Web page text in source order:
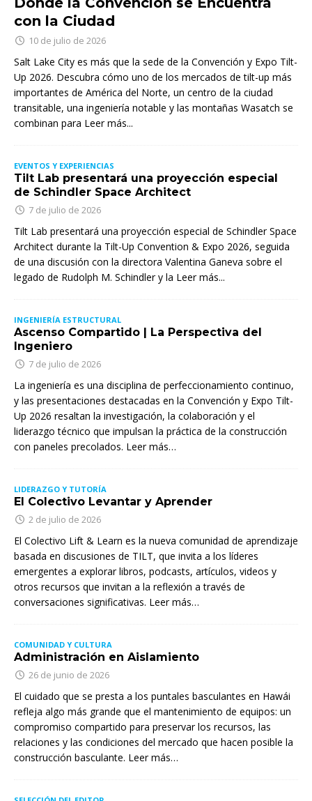
con la Ciudad
10 de julio de 2026
Salt Lake City es más que la sede de la Convención y Expo Tilt-
Up 2026. Descubra cómo uno de los mercados de tilt-up más
importantes de América del Norte, un centro de la ciudad
transitable, una ingeniería notable y las montañas Wasatch se
combinan para Leer más...
EVENTOS Y EXPERIENCIAS
Tilt Lab presentará una proyección especial
de Schindler Space Architect
7 de julio de 2026
Tilt Lab presentará una proyección especial de Schindler Space
Architect durante la Tilt-Up Convention & Expo 2026, seguida
de una discusión con la directora Valentina Ganeva sobre el
legado de Rudolph M. Schindler y la Leer más...
INGENIERÍA ESTRUCTURAL
Ascenso Compartido | La Perspectiva del
Ingeniero
7 de julio de 2026
La ingeniería es una disciplina de perfeccionamiento continuo,
y las presentaciones destacadas en la Convención y Expo Tilt-
Up 2026 resaltan la investigación, la colaboración y el
liderazgo técnico que impulsan la práctica de la construcción
con paneles precolados. Leer más…
LIDERAZGO Y TUTORÍA
El Colectivo Levantar y Aprender
2 de julio de 2026
El Colectivo Lift & Learn es la nueva comunidad de aprendizaje
basada en discusiones de TILT, que invita a los líderes
emergentes a explorar libros, podcasts, artículos, videos y
otros recursos que invitan a la reflexión a través de
conversaciones significativas. Leer más…
COMUNIDAD Y CULTURA
Administración en Aislamiento
26 de junio de 2026
El cuidado que se presta a los puntales basculantes en Hawái
refleja algo más grande que el mantenimiento de equipos: un
compromiso compartido para preservar los recursos, las
relaciones y las condiciones del mercado que hacen posible la
construcción basculante. Leer más…